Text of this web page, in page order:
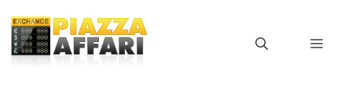
contenuto